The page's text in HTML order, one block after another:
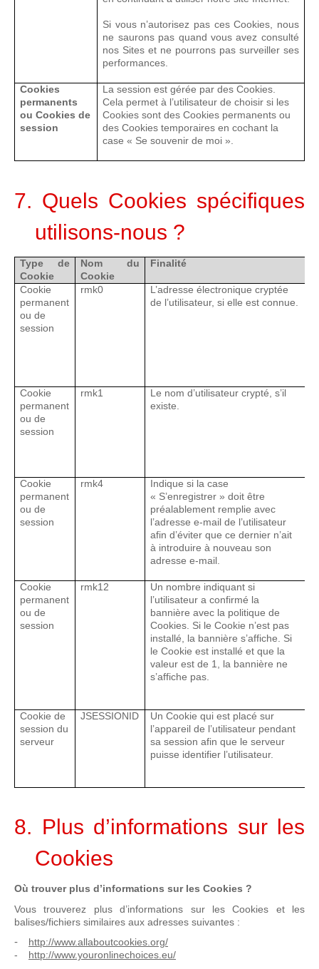
Si vous n’autorisez pas ces Cookies, nous
ne saurons pas quand vous avez consulté
nos Sites et ne pourrons pas surveiller ses
performances.
Cookies
permanents
ou Cookies de
session
La session est gérée par des Cookies.
Cela permet à l’utilisateur de choisir si les
Cookies sont des Cookies permanents ou
des Cookies temporaires en cochant la
case « Se souvenir de moi ».
7. Quels Cookies spécifiques
utilisons-nous ?
Type de
Cookie
Nom du
Cookie
Finalité
Cookie
permanent
ou de
session
rmk0
L’adresse électronique cryptée
de l’utilisateur, si elle est connue.
Cookie
permanent
ou de
session
rmk1
Le nom d’utilisateur crypté, s’il
existe.
Cookie
permanent
ou de
session
rmk4
Indique si la case
« S’enregistrer » doit être
préalablement remplie avec
l’adresse e-mail de l’utilisateur
afin d’éviter que ce dernier n’ait
à introduire à nouveau son
adresse e-mail.
Cookie
permanent
ou de
session
rmk12
Un nombre indiquant si
l’utilisateur a confirmé la
bannière avec la politique de
Cookies. Si le Cookie n’est pas
installé, la bannière s’affiche. Si
le Cookie est installé et que la
valeur est de 1, la bannière ne
s’affiche pas.
Cookie de
session du
serveur
JSESSIONID
Un Cookie qui est placé sur
l’appareil de l’utilisateur pendant
sa session afin que le serveur
puisse identifier l’utilisateur.
8. Plus d’informations sur les
Cookies
Où trouver plus d’informations sur les Cookies ?
Vous trouverez plus d’informations sur les Cookies et les
balises/fichiers similaires aux adresses suivantes :
-
http://www.allaboutcookies.org/
-
http://www.youronlinechoices.eu/